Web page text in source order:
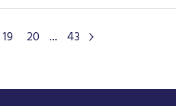
19 20 ... 43